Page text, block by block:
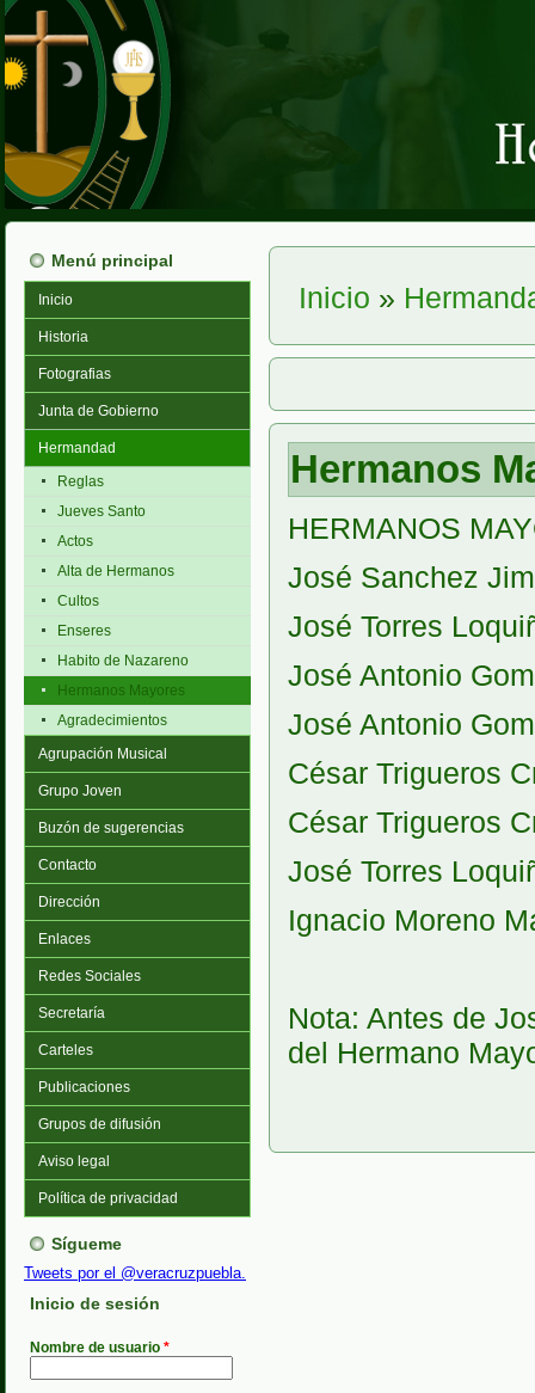
Menú principal
Inicio
Historia
Fotografias
Junta de Gobierno
Hermandad
Reglas
Jueves Santo
Actos
Alta de Hermanos
Cultos
Enseres
Habito de Nazareno
Hermanos Mayores
Agradecimientos
Agrupación Musical
Grupo Joven
Buzón de sugerencias
Contacto
Dirección
Enlaces
Redes Sociales
Secretaría
Carteles
Publicaciones
Grupos de difusión
Aviso legal
Política de privacidad
Sígueme
Tweets por el @veracruzpuebla.
Inicio de sesión
Nombre de usuario *
Usted está aquí
Inicio »
Hermanos
HERMANOS
José Sanchez
José Torres
José Antonio
José Antonio
César Trigueros
César Trigueros
José Torres
Ignacio Moreno
Nota: Antes de
del Hermano